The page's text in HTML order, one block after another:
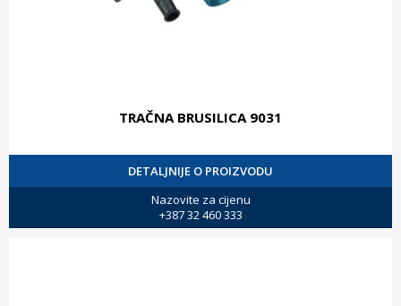
TRAČNA BRUSILICA 9031
DETALJNIJE O PROIZVODU
Nazovite za cijenu
+387 32 460 333